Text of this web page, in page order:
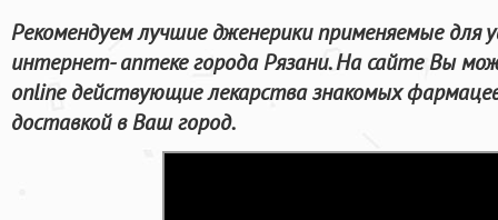
Рекомендуем лучшие дженерики применяемые для
интернет- аптеке города Рязани. На сайте Вы
online действующие лекарства знакомых
доставкой в Ваш город.